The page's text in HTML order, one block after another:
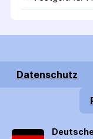
Datenschutz